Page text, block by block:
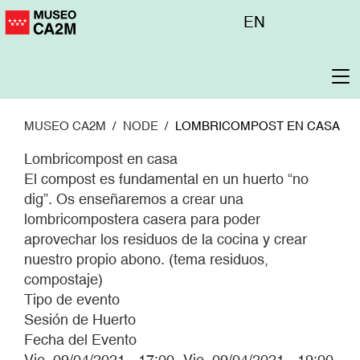
Pasar
Menú
EN
MUSEO CA2M NODE LOMBRICOMPOST EN CASA
Lombricompost en casa
El compost es fundamental en un huerto “no
dig”. Os enseñaremos a crear una
lombricompostera casera para poder
aprovechar los residuos de la cocina y crear
nuestro propio abono. (tema residuos,
compostaje)
Tipo de evento
Sesión de Huerto
Fecha del Evento